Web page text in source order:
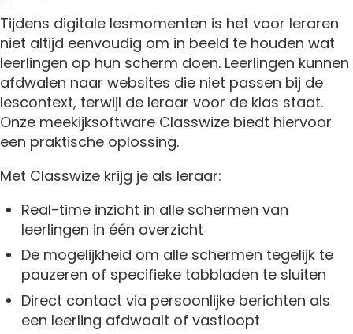
Tijdens digitale lesmomenten is het voor leraren
niet altijd eenvoudig om in beeld te houden wat
leerlingen op hun scherm doen. Leerlingen kunnen
afdwalen naar websites die niet passen bij de
lescontext, terwijl de leraar voor de klas staat.
Onze meekijksoftware Classwize biedt hiervoor
een praktische oplossing.
Met Classwize krijg je als leraar:
Real-time inzicht in alle schermen van
leerlingen in één overzicht
De mogelijkheid om alle schermen tegelijk te
pauzeren of specifieke tabbladen te sluiten
Direct contact via persoonlijke berichten als
een leerling afdwaalt of vastloopt